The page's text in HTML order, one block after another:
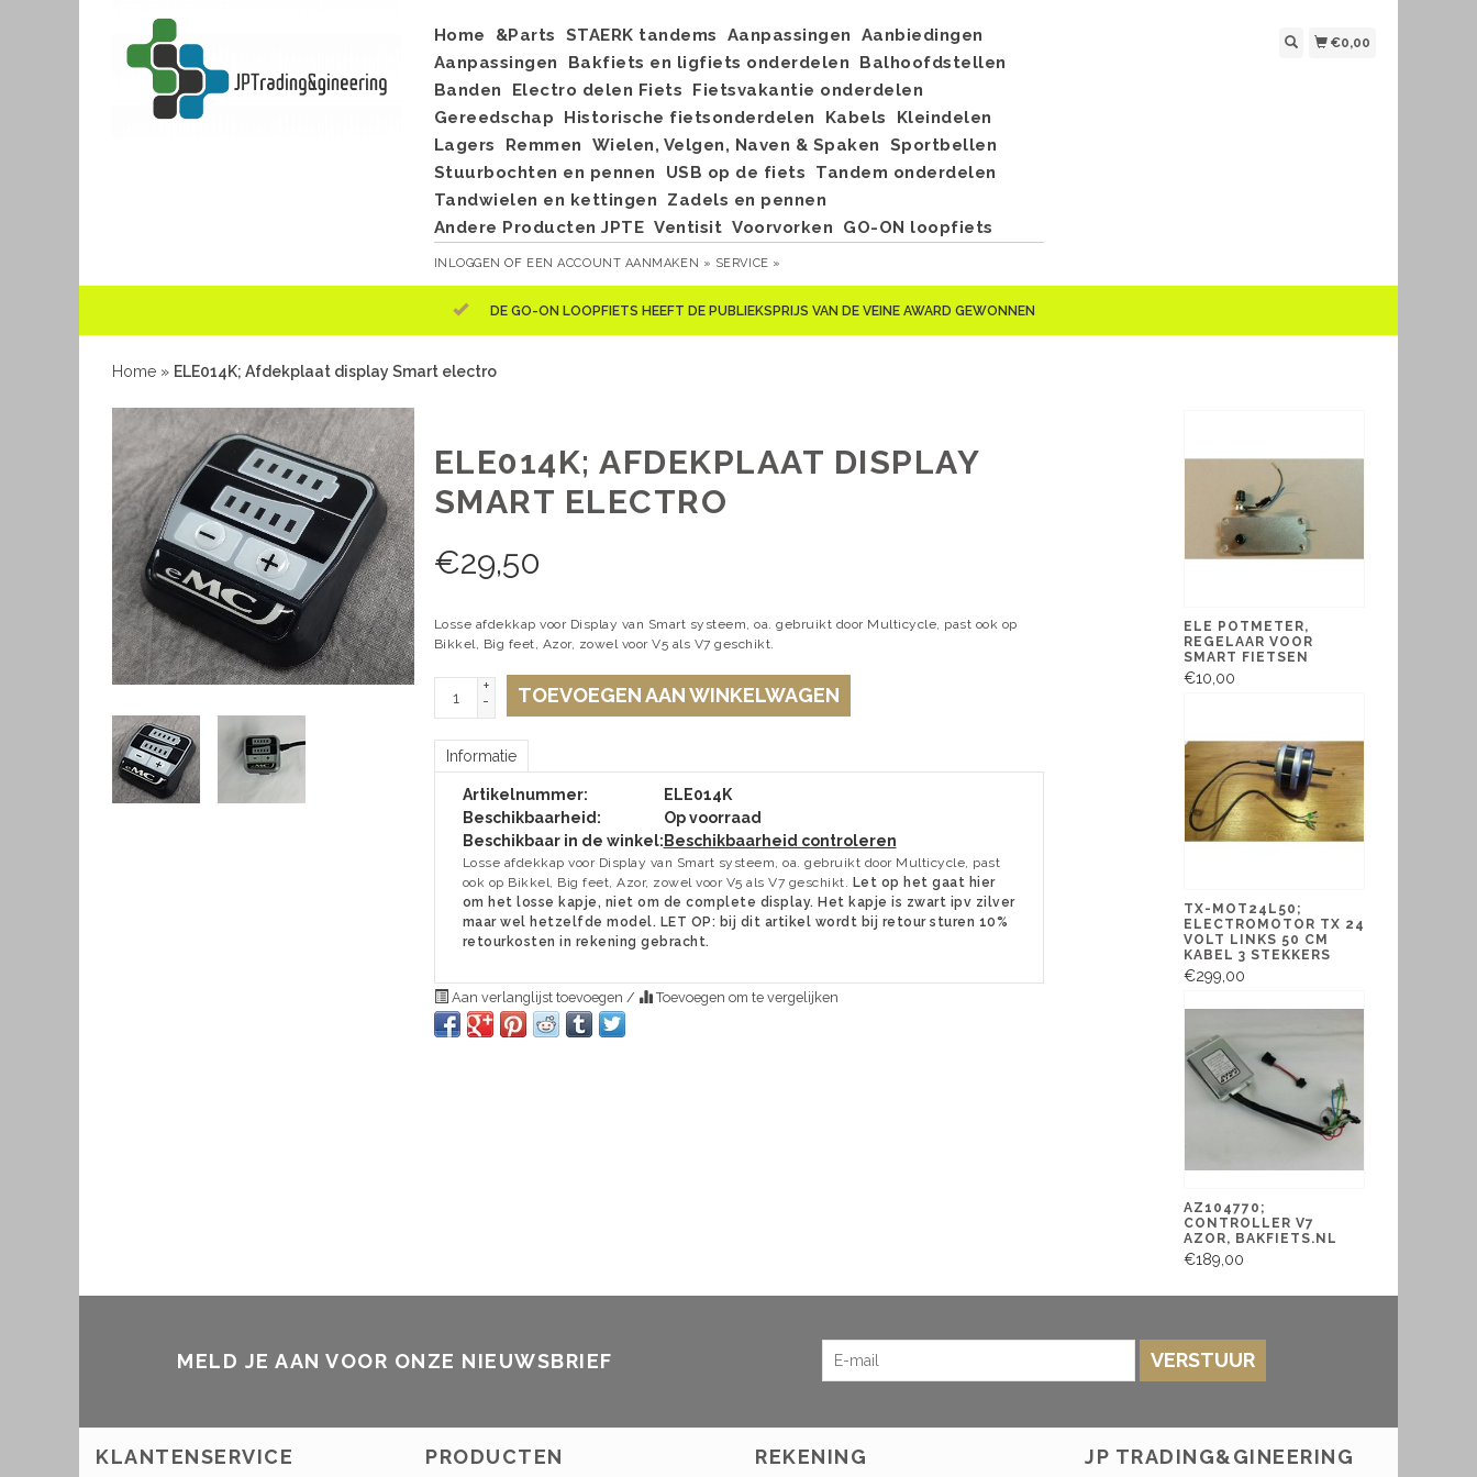
Home &Parts STAERK tandems Aanpassingen
Aanbiedingen
Aanpassingen
Bakfiets en ligfiets onderdelen
Balhoofdstellen
Banden
Electro delen Fiets
Fietsvakantie onderdelen
Gereedschap
Historische fietsonderdelen Kabels
Kleindelen
Lagers
Remmen Wielen, Velgen, Naven & Spaken
Sportbellen
Stuurbochten en pennen
USB op de fiets
Tandem onderdelen
Tandwielen en kettingen
Zadels en pennen
Andere Producten JPTE Ventisit Voorvorken GO-ON loopfiets
INLOGGEN OF EEN ACCOUNT AANMAKEN » SERVICE »
€0,00
DE GO-ON LOOPFIETS HEEFT DE PUBLIEKSPRIJS VAN DE VEINE AWARD GEWONNEN
Home » ELE014K; Afdekplaat display Smart electro
ELE014K; AFDEKPLAAT DISPLAY
SMART ELECTRO
€29,50
Losse afdekkap voor Display van Smart systeem, oa. gebruikt door Multicycle, past ook op
Bikkel, Big feet, Azor, zowel voor V5 als V7 geschikt.
+
-
TOEVOEGEN AAN WINKELWAGEN
Informatie
Artikelnummer:
ELE014K
Beschikbaarheid:
Op voorraad
Beschikbaar in de winkel: Beschikbaarheid controleren
Losse afdekkap voor Display van Smart systeem, oa. gebruikt door Multicycle, past
ook op Bikkel, Big feet, Azor, zowel voor V5 als V7 geschikt. Let op het gaat hier
om het losse kapje, niet om de complete display. Het kapje is zwart ipv zilver
maar wel hetzelfde model. LET OP: bij dit artikel wordt bij retour sturen 10%
retourkosten in rekening gebracht.
Aan verlanglijst toevoegen / Toevoegen om te vergelijken
ELE POTMETER,
REGELAAR VOOR
SMART FIETSEN
€10,00
TX-MOT24L50;
ELECTROMOTOR TX 24
VOLT LINKS 50 CM
KABEL 3 STEKKERS
€299,00
AZ104770;
CONTROLLER V7
AZOR, BAKFIETS.NL
€189,00
MELD JE AAN VOOR ONZE NIEUWSBRIEF VERSTUUR
KLANTENSERVICE PRODUCTEN REKENING JP TRADING&GINEERING